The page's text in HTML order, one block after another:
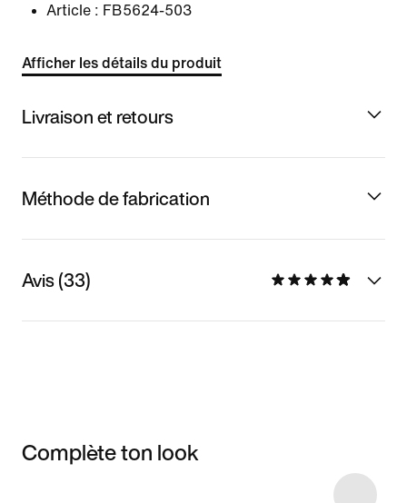
Article : FB5624-503
Afficher les détails du produit
Livraison et retours
Méthode de fabrication
Avis (33)
Complète ton look